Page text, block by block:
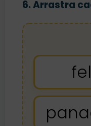
6. Arrastra